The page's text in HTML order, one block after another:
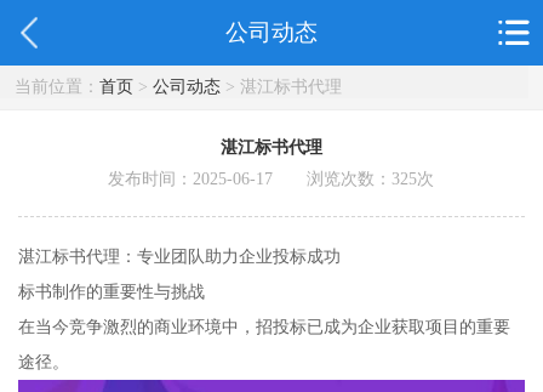
公司动态
当前位置： 首页> 公司动态> 湛江标书代理
湛江标书代理
发布时间：2025-06-17 浏览次数：325次
湛江标书代理：专业团队助力企业投标成功
标书制作的重要性与挑战
在当今竞争激烈的商业环境中，招投标已成为企业获取项目的重要
途径。